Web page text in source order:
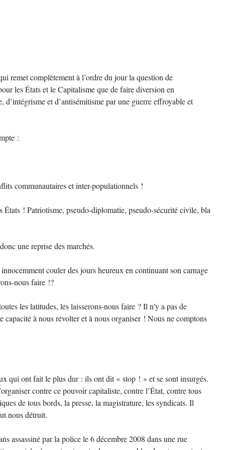
remet complètement à l’ordre du jour la question de
les États et le Capitalisme que de faire diversion en
et d’antisémitisme par une guerre effroyable et
:
communautaires et inter-populationnels !
États ! Patriotisme, pseudo-diplomatie, pseudo-sécurité civile, bla
une reprise des marchés.
couler des jours heureux en continuant son carnage
nous faire !?
les latitudes, les laisserons-nous faire ? Il n’y a pas de
capacité à nous révolter et à nous organiser ! Nous ne comptons
qui ont fait le plus dur : ils ont dit « stop ! » et se sont insurgés.
contre ce pouvoir capitaliste, contre l’État, contre tous
de tous bords, la presse, la magistrature, les syndicats. Il
nous détruit.
assassiné par la police le 6 décembre 2008 dans une rue